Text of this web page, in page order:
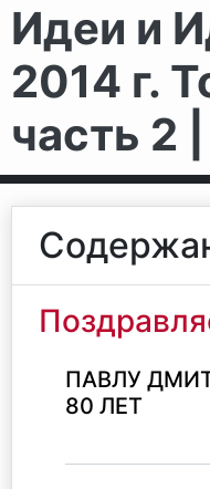
Идеи и
2014 г.
часть 2 |
ПАВЛУ
80 ЛЕТ